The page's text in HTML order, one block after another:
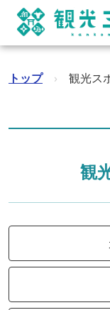
トップ › 観光ス
観